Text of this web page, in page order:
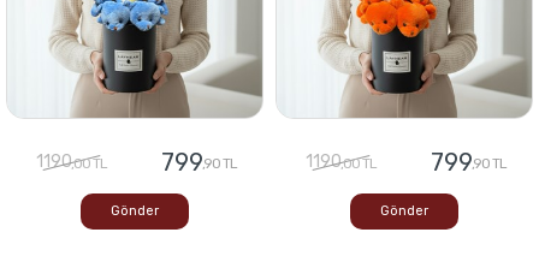
1190,00 TL 799,90 TL
Gönder
1190,00 TL 799,90 TL
Gönder